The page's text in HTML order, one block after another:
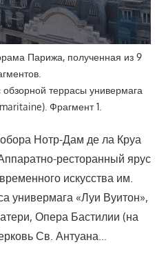
Парижа, полученная из 9
террасы универмага
Фрагмент 1.
Нотр-Дам де ла Круа
ресторанный ярус
искусства им.
универмага «Луи Вуитон»,
Опера Бастилии (на
Св. Антуана…